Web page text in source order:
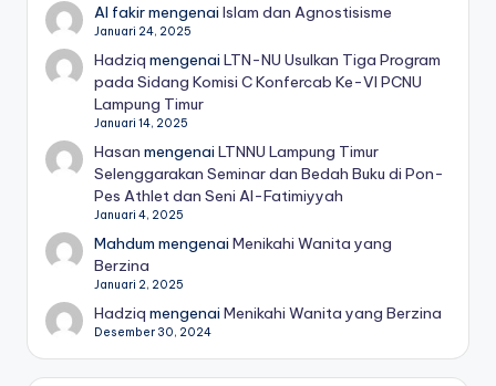
Al fakirmengenaiIslam dan Agnostisisme
Januari 24, 2025
Hadziq mengenaiLTN-NU Usulkan Tiga Program
pada Sidang Komisi C Konfercab Ke-VI PCNU
Lampung Timur
Januari 14, 2025
Hasan mengenaiLTNNU Lampung Timur
Selenggarakan Seminar dan Bedah Buku di Pon-
Pes Athlet dan Seni Al-Fatimiyyah
Januari 4, 2025
Mahdum mengenaiMenikahi Wanita yang
Berzina
Januari 2, 2025
Hadziq mengenaiMenikahi Wanita yang Berzina
Desember 30, 2024